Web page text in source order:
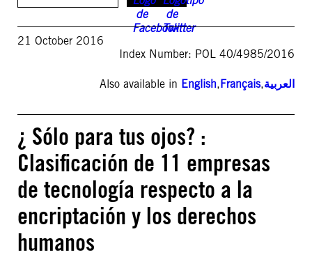
21 October 2016
Index Number: POL 40/4985/2016
Also available in English,Français,العربية
¿ Sólo para tus ojos? :
Clasificación de 11 empresas
de tecnología respecto a la
encriptación y los derechos
humanos